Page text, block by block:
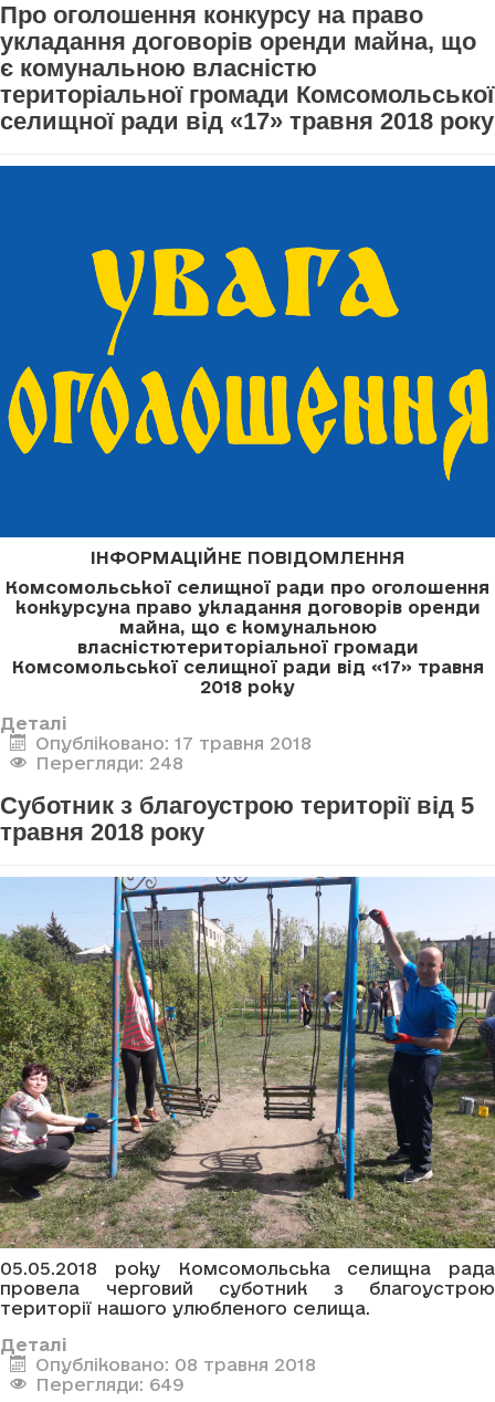
Про оголошення конкурсу на право
укладання договорів оренди майна, що
є комунальною власністю
територіальної громади Комсомольської
селищної ради від «17» травня 2018 року
ІНФОРМАЦІЙНЕ ПОВІДОМЛЕННЯ
Комсомольської селищної ради про оголошення
конкурсуна право укладання договорів оренди
майна, що є комунальною
власністютериторіальної громади
Комсомольської селищної ради від «17» травня
2018 року
Деталі
Опубліковано: 17 травня 2018
Перегляди: 248
Суботник з благоустрою території від 5
травня 2018 року
05.05.2018 року Комсомольська селищна рада
провела черговий суботник з благоустрою
території нашого улюбленого селища.
Деталі
Опубліковано: 08 травня 2018
Перегляди: 649